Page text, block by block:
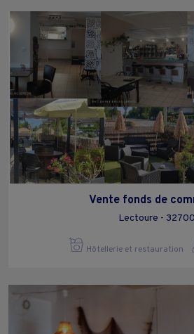
Vente fonds de
Lectoure - 32700
Hôtellerie et restauration